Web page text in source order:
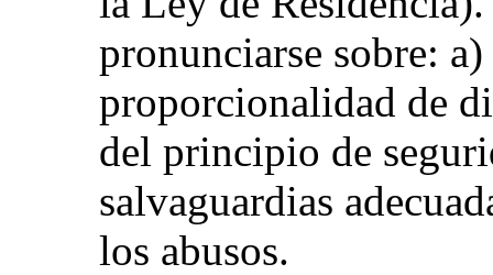
pronunciarse sobre:
proporcionalidad de
del principio de
salvaguardias
los abusos.